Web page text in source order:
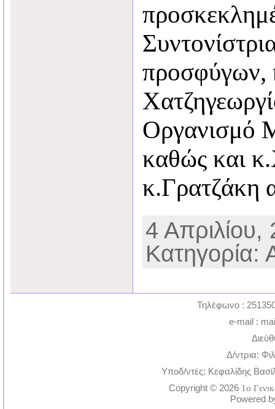
προσφύγων,
Οργανισμό
καθώς και
4
Κατηγορία:
Τηλέφωνο :
e-mail :
Δ/ντρια:
Υποδ/ντές: Κεφαλίδης
Copyright © 2026 1ο
Powered